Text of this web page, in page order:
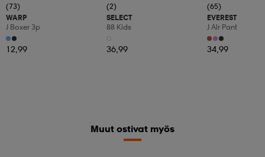
(73)
WARP
J Boxer 3p
12,99
(2)
SELECT
88 Kids
36,99
(65)
EVEREST
J Alr Pant
34,99
Muut ostivat myös